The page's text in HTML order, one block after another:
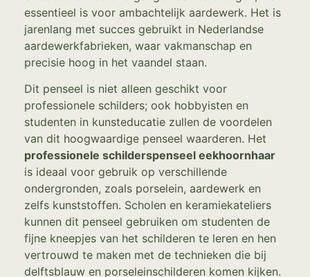
essentieel is voor ambachtelijk aardewerk. Het is
jarenlang met succes gebruikt in Nederlandse
aardewerkfabrieken, waar vakmanschap en
precisie hoog in het vaandel staan.
Dit penseel is niet alleen geschikt voor
professionele schilders; ook hobbyisten en
studenten in kunsteducatie zullen de voordelen
van dit hoogwaardige penseel waarderen. Het
professionele schilderspenseel eekhoornhaar
is ideaal voor gebruik op verschillende
ondergronden, zoals porselein, aardewerk en
zelfs kunststoffen. Scholen en keramiekateliers
kunnen dit penseel gebruiken om studenten de
fijne kneepjes van het schilderen te leren en hen
vertrouwd te maken met de technieken die bij
delftsblauw en porseleinschilderen komen kijken.